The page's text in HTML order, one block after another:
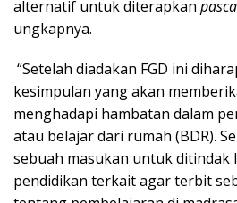
alternatif untuk diterapkan
ungkapnya.
“Setelah diadakan FGD ini
kesimpulan yang akan
menghadapi hambatan dalam
atau belajar dari rumah (BDR).
sebuah masukan untuk
pendidikan terkait agar terbit